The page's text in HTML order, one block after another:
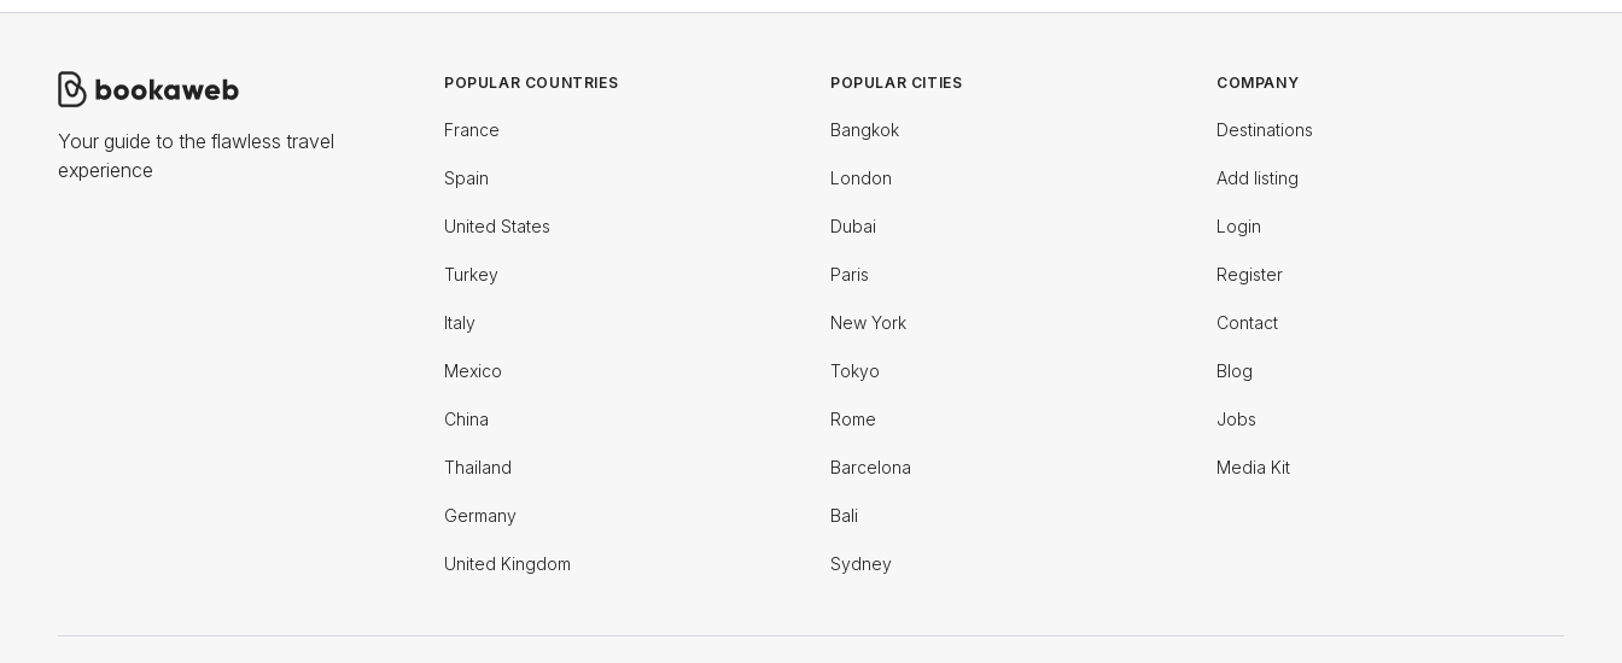
Your guide to the flawless travel
experience
POPULAR COUNTRIES
France
Spain
United States
Turkey
Italy
Mexico
China
Thailand
Germany
United Kingdom
POPULAR CITIES
Bangkok
London
Dubai
Paris
New York
Tokyo
Rome
Barcelona
Bali
Sydney
COMPANY
Destinations
Add listing
Login
Register
Contact
Blog
Jobs
Media Kit